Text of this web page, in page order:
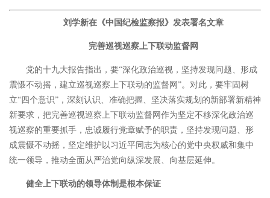
刘学新在《中国纪检监察报》发表署名文章
完善巡视巡察上下联动监督网
党的十九大报告指出，要“深化政治巡视，坚持发现问题、形成
震慑不动摇，建立巡视巡察上下联动的监督网”。对此，要牢固树
立“四个意识”，深刻认识、准确把握、坚决落实规划的新部署新精神
新要求，把完善巡视巡察上下联动监督网作为坚定不移深化政治巡
视巡察的重要抓手，忠诚履行党章赋予的职责，坚持发现问题、形
成震慑不动摇，坚定维护以习近平同志为核心的党中央权威和集中
统一领导，推动全面从严治党向纵深发展、向基层延伸。
健全上下联动的领导体制是根本保证